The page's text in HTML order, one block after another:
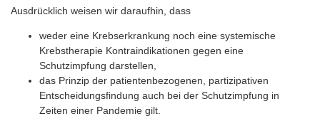
Ausdrücklich weisen wir daraufhin, dass
weder eine Krebserkrankung noch eine systemische
Krebstherapie Kontraindikationen gegen eine
Schutzimpfung darstellen,
das Prinzip der patientenbezogenen, partizipativen
Entscheidungsfindung auch bei der Schutzimpfung in
Zeiten einer Pandemie gilt.